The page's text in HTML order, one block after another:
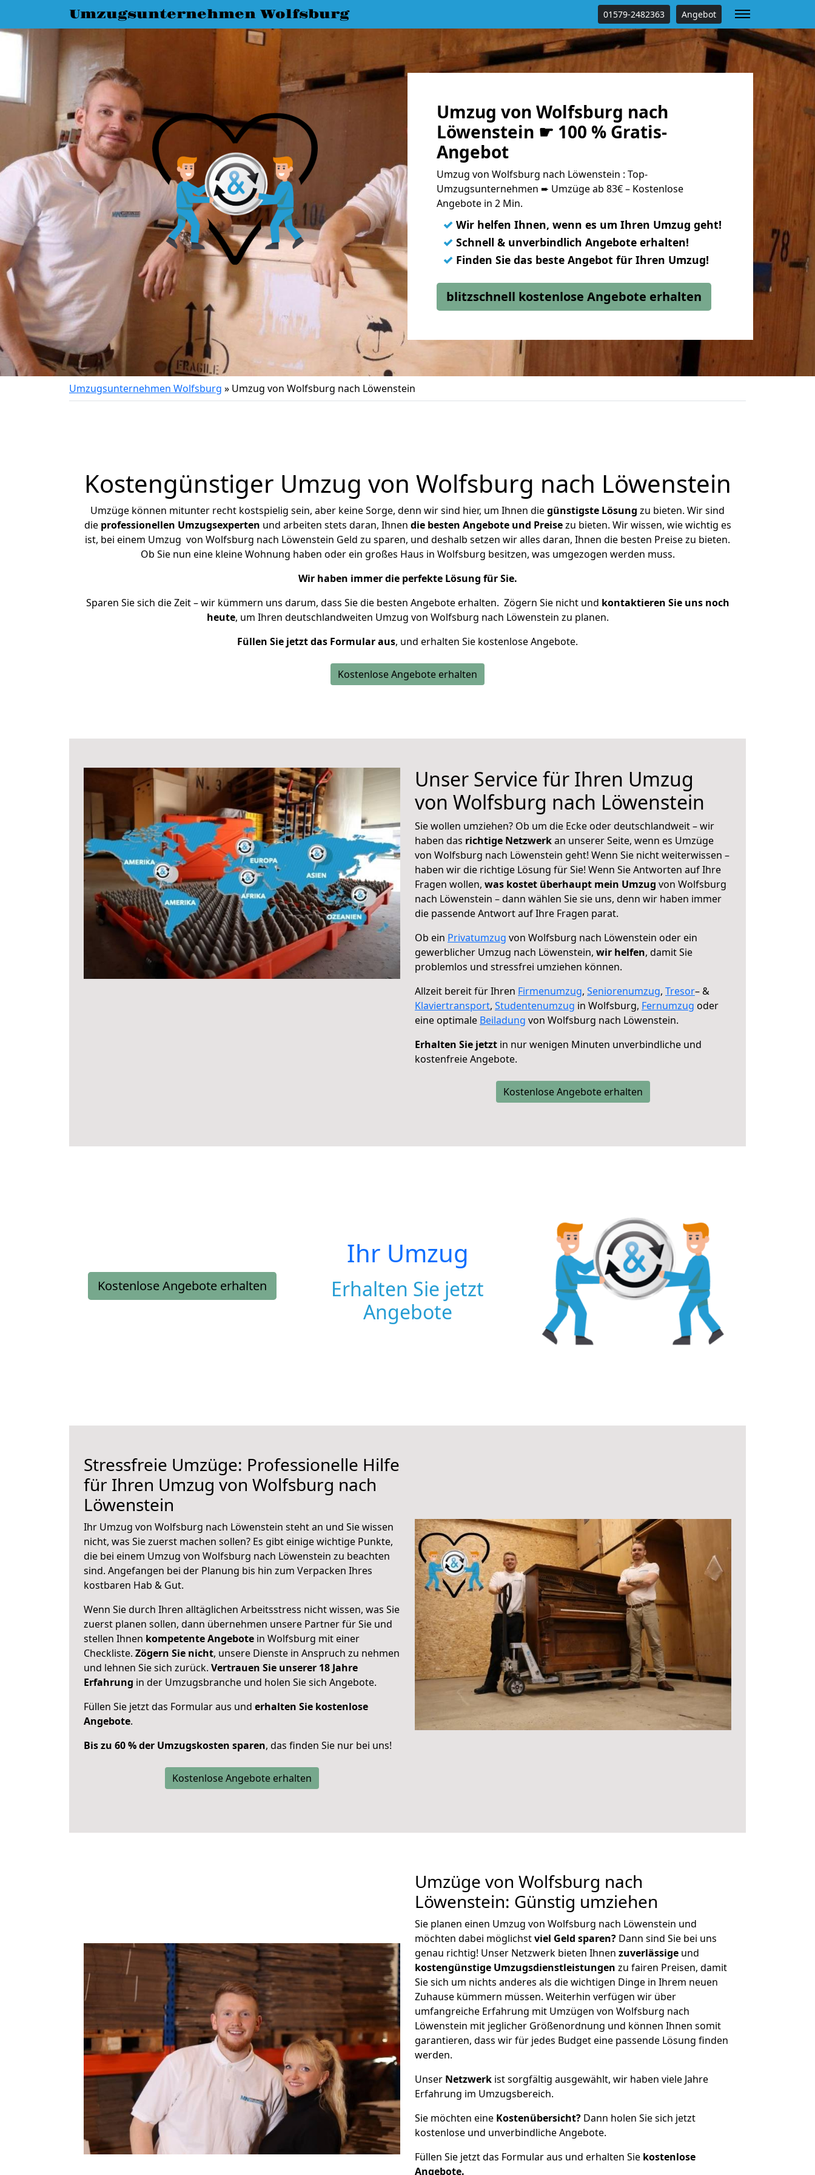
Umzugsunternehmen Wolfsburg 01579-2482363 Angebot
Umzug von Wolfsburg nach
Löwenstein ☛ 100 % Gratis-
Angebot
Umzug von Wolfsburg nach Löwenstein : Top-
Umzugsunternehmen ➨ Umzüge ab 83€ – Kostenlose
Angebote in 2 Min.
✓ Wir helfen Ihnen, wenn es um Ihren Umzug geht!
✓ Schnell & unverbindlich Angebote erhalten!
✓ Finden Sie das beste Angebot für Ihren Umzug!
blitzschnell kostenlose Angebote erhalten
Umzugsunternehmen Wolfsburg » Umzug von Wolfsburg nach Löwenstein
Kostengünstiger Umzug von Wolfsburg nach Löwenstein
Umzüge können mitunter recht kostspielig sein, aber keine Sorge, denn wir sind hier, um Ihnen diegünstigste Lösung zu bieten. Wir sind
die professionellen Umzugsexperten und arbeiten stets daran, Ihnen die besten Angebote und Preisezu bieten. Wir wissen, wie wichtig es
ist, bei einem Umzug von Wolfsburg nach Löwenstein Geld zu sparen, und deshalb setzen wir alles daran, Ihnen die besten Preise zu bieten.
Ob Sie nun eine kleine Wohnung haben oder ein großes Haus in Wolfsburg besitzen, was umgezogen werden muss.
Wir haben immer die perfekte Lösung für Sie.
Sparen Sie sich die Zeit – wir kümmern uns darum, dass Sie die besten Angebote erhalten. Zögern Sie nicht und kontaktieren Sie uns noch
heute, um Ihren deutschlandweiten Umzug von Wolfsburg nach Löwenstein zu planen.
Füllen Sie jetzt das Formular aus, und erhalten Sie kostenlose Angebote.
Kostenlose Angebote erhalten
Unser Service für Ihren Umzug
von Wolfsburg nach Löwenstein
Sie wollen umziehen? Ob um die Ecke oder deutschlandweit – wir
haben das richtige Netzwerkan unserer Seite, wenn es Umzüge
von Wolfsburg nach Löwenstein geht! Wenn Sie nicht weiterwissen –
haben wir die richtige Lösung für Sie! Wenn Sie Antworten auf Ihre
Fragen wollen, was kostet überhaupt mein Umzug von Wolfsburg
nach Löwenstein – dann wählen Sie sie uns, denn wir haben immer
die passende Antwort auf Ihre Fragen parat.
Ob ein Privatumzug von Wolfsburg nach Löwenstein oder ein
gewerblicher Umzug nach Löwenstein, wir helfen, damit Sie
problemlos und stressfrei umziehen können.
Allzeit bereit für Ihren Firmenumzug, Seniorenumzug, Tresor– &
Klaviertransport, Studentenumzug in Wolfsburg, Fernumzug oder
eine optimale Beiladung von Wolfsburg nach Löwenstein.
Erhalten Sie jetzt in nur wenigen Minuten unverbindliche und
kostenfreie Angebote.
Kostenlose Angebote erhalten
Kostenlose Angebote erhalten
Ihr Umzug
Erhalten Sie jetzt
Angebote
Stressfreie Umzüge: Professionelle Hilfe
für Ihren Umzug von Wolfsburg nach
Löwenstein
Ihr Umzug von Wolfsburg nach Löwenstein steht an und Sie wissen
nicht, was Sie zuerst machen sollen? Es gibt einige wichtige Punkte,
die bei einem Umzug von Wolfsburg nach Löwenstein zu beachten
sind. Angefangen bei der Planung bis hin zum Verpacken Ihres
kostbaren Hab & Gut.
Wenn Sie durch Ihren alltäglichen Arbeitsstress nicht wissen, was Sie
zuerst planen sollen, dann übernehmen unsere Partner für Sie und
stellen Ihnen kompetente Angebote in Wolfsburg mit einer
Checkliste. Zögern Sie nicht, unsere Dienste in Anspruch zu nehmen
und lehnen Sie sich zurück. Vertrauen Sie unserer 18 Jahre
Erfahrung in der Umzugsbranche und holen Sie sich Angebote.
Füllen Sie jetzt das Formular aus und erhalten Sie kostenlose
Angebote.
Bis zu 60 % der Umzugskosten sparen, das finden Sie nur bei uns!
Kostenlose Angebote erhalten
Umzüge von Wolfsburg nach
Löwenstein: Günstig umziehen
Sie planen einen Umzug von Wolfsburg nach Löwenstein und
möchten dabei möglichstviel Geld sparen? Dann sind Sie bei uns
genau richtig! Unser Netzwerk bieten Ihnen zuverlässige und
kostengünstige Umzugsdienstleistungen zu fairen Preisen, damit
Sie sich um nichts anderes als die wichtigen Dinge in Ihrem neuen
Zuhause kümmern müssen. Weiterhin verfügen wir über
umfangreiche Erfahrung mit Umzügen von Wolfsburg nach
Löwenstein mit jeglicher Größenordnung und können Ihnen somit
garantieren, dass wir für jedes Budget eine passende Lösung finden
werden.
Unser Netzwerk ist sorgfältig ausgewählt, wir haben viele Jahre
Erfahrung im Umzugsbereich.
Sie möchten eine Kostenübersicht? Dann holen Sie sich jetzt
kostenlose und unverbindliche Angebote.
Füllen Sie jetzt das Formular aus und erhalten Sie kostenlose
Angebote.